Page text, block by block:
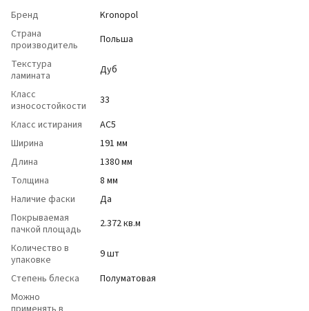
Бренд
Kronopol
Страна
производитель
Польша
Текстура
ламината
Дуб
Класс
износостойкости
33
Класс истирания
АС5
Ширина
191 мм
Длина
1380 мм
Толщина
8 мм
Наличие фаски
Да
Покрываемая
пачкой площадь
2.372 кв.м
Количество в
упаковке
9 шт
Степень блеска
Полуматовая
Можно